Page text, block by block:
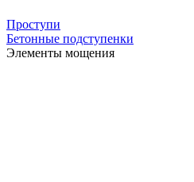
Проступи
Бетонные подступенки
Элементы мощения